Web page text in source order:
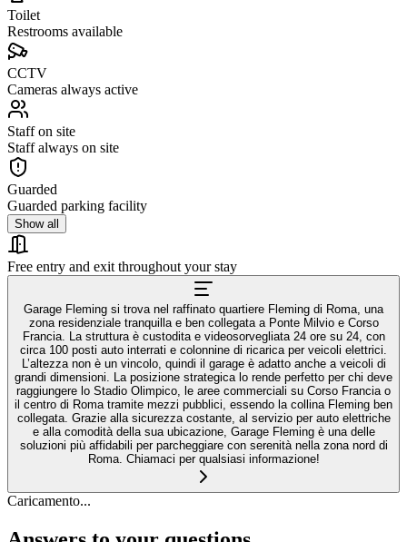
Toilet
Restrooms available
CCTV
Cameras always active
Staff on site
Staff always on site
Guarded
Guarded parking facility
Show all
Free entry and exit throughout your stay
Garage Fleming si trova nel raffinato quartiere Fleming di Roma, una
zona residenziale tranquilla e ben collegata a Ponte Milvio e Corso
Francia. La struttura è custodita e videosorvegliata 24 ore su 24, con
circa 100 posti auto interrati e colonnine di ricarica per veicoli elettrici.
L’altezza non è un vincolo, quindi il garage è adatto anche a veicoli di
grandi dimensioni. La posizione strategica lo rende perfetto per chi deve
raggiungere lo Stadio Olimpico, le aree commerciali su Corso Francia o
il centro di Roma tramite mezzi pubblici, essendo la collina Fleming ben
collegata. Grazie alla sicurezza costante, al servizio per auto elettriche
e alla comodità della sua ubicazione, Garage Fleming è una delle
soluzioni più affidabili per parcheggiare con serenità nella zona nord di
Roma. Chiamaci per qualsiasi informazione!
Caricamento...